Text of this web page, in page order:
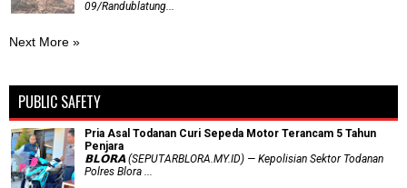
09/Randublatung...
Next More »
PUBLIC SAFETY
Pria Asal Todanan Curi Sepeda Motor Terancam 5 Tahun
Penjara
𝗕𝗟𝗢𝗥𝗔 (SEPUTARBLORA.MY.ID) — Kepolisian Sektor Todanan
Polres Blora ...